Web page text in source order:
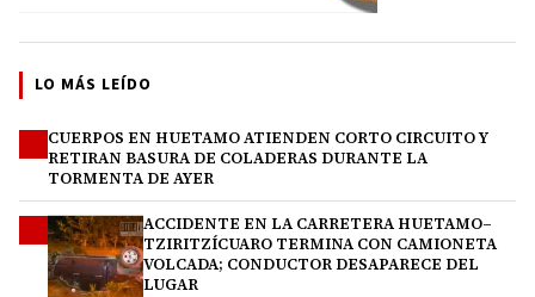
LO MÁS LEÍDO
CUERPOS EN HUETAMO ATIENDEN CORTO CIRCUITO Y
RETIRAN BASURA DE COLADERAS DURANTE LA
TORMENTA DE AYER
ACCIDENTE EN LA CARRETERA HUETAMO–
TZIRITZÍCUARO TERMINA CON CAMIONETA
VOLCADA; CONDUCTOR DESAPARECE DEL
LUGAR